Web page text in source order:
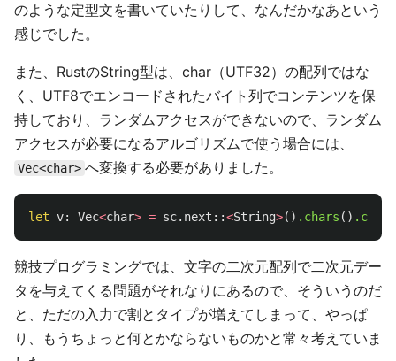
のような定型文を書いていたりして、なんだかなあという
感じでした。
また、RustのString型は、char（UTF32）の配列ではな
く、UTF8でエンコードされたバイト列でコンテンツを保
持しており、ランダムアクセスができないので、ランダム
アクセスが必要になるアルゴリズムで使う場合には、
Vec<char> へ変換する必要がありました。
let v: Vec<char> = sc.next ::<String>() .chars ()
競技プログラミングでは、文字の二次元配列で二次元デー
タを与えてくる問題がそれなりにあるので、そういうのだ
と、ただの入力で割とタイプが増えてしまって、やっぱ
り、もうちょっと何とかならないものかと常々考えていま